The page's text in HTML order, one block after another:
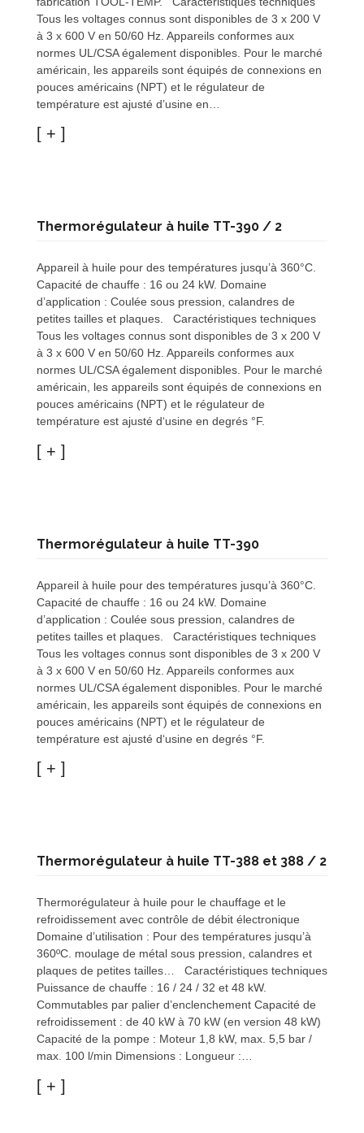
Tous les voltages connus sont disponibles de 3 x 200 V
à 3 x 600 V en 50/60 Hz. Appareils conformes aux
normes UL/CSA également disponibles. Pour le marché
américain, les appareils sont équipés de connexions en
pouces américains (NPT) et le régulateur de
température est ajusté d’usine en…
Thermorégulateur à huile TT-390 / 2
Appareil à huile pour des températures jusqu’à 360°C.
Capacité de chauffe : 16 ou 24 kW. Domaine
d’application : Coulée sous pression, calandres de
petites tailles et plaques. Caractéristiques techniques
Tous les voltages connus sont disponibles de 3 x 200 V
à 3 x 600 V en 50/60 Hz. Appareils conformes aux
normes UL/CSA également disponibles. Pour le marché
américain, les appareils sont équipés de connexions en
pouces américains (NPT) et le régulateur de
température est ajusté d‘usine en degrés °F.
Thermorégulateur à huile TT-390
Appareil à huile pour des températures jusqu’à 360°C.
Capacité de chauffe : 16 ou 24 kW. Domaine
d’application : Coulée sous pression, calandres de
petites tailles et plaques. Caractéristiques techniques
Tous les voltages connus sont disponibles de 3 x 200 V
à 3 x 600 V en 50/60 Hz. Appareils conformes aux
normes UL/CSA également disponibles. Pour le marché
américain, les appareils sont équipés de connexions en
pouces américains (NPT) et le régulateur de
température est ajusté d‘usine en degrés °F.
Thermorégulateur à huile TT-388 et 388 / 2
Thermorégulateur à huile pour le chauffage et le
refroidissement avec contrôle de débit électronique
Domaine d’utilisation : Pour des températures jusqu’à
360ºC. moulage de métal sous pression, calandres et
plaques de petites tailles… Caractéristiques techniques
Puissance de chauffe : 16 / 24 / 32 et 48 kW.
Commutables par palier d’enclenchement Capacité de
refroidissement : de 40 kW à 70 kW (en version 48 kW)
Capacité de la pompe : Moteur 1,8 kW, max. 5,5 bar /
max. 100 l/min Dimensions : Longueur :…